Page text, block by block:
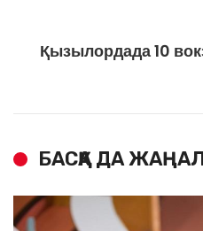
Қызылордада 10
БАСҚА ДА